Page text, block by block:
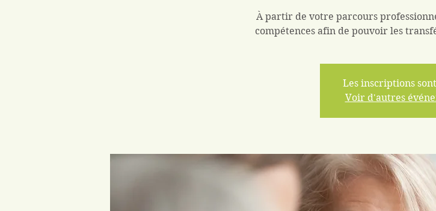
À partir de votre parcours
compétences afin de pouvoir les
Les inscriptions
Voir d'autres